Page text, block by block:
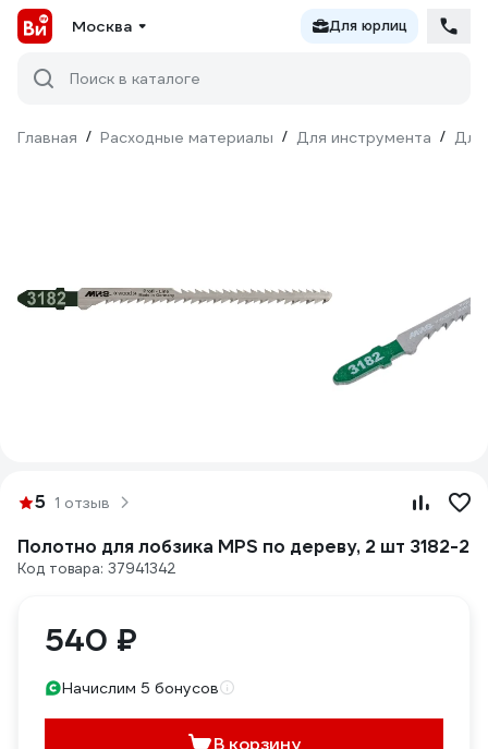
Москва Для юрлиц
Поиск в каталоге
Главная / Расходные материалы / Для инструмента / Для
5 1 отзыв
Полотно для лобзика MPS по дереву, 2 шт 3182-2
Код товара: 37941342
540 ₽
Начислим 5 бонусов
В корзину